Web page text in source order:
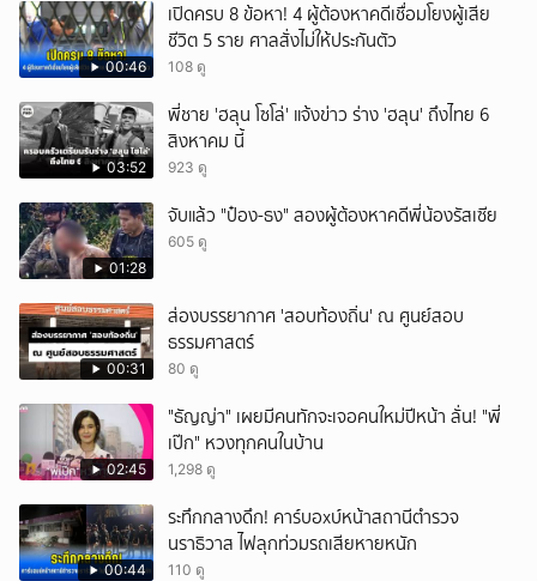
00:46
เปิดครบ 8 ข้อหา! 4 ผู้ต้องหาคดีเชื่อมโยงผู้เสีย
ชีวิต 5 ราย ศาลสั่งไม่ให้ประกันตัว
108 ดู
03:52
พี่ชาย 'ฮลุน โซโล่' แจ้งข่าว ร่าง 'ฮลุน' ถึงไทย 6
สิงหาคม นี้
923 ดู
01:28
จับแล้ว "ป๋อง-ธง" สองผู้ต้องหาคดีพี่น้องรัสเซีย
605 ดู
00:31
ส่องบรรยากาศ 'สอบท้องถิ่น' ณ ศูนย์สอบ
ธรรมศาสตร์
80 ดู
02:45
"ธัญญ่า" เผยมีคนทักจะเจอคนใหม่ปีหน้า ลั่น! "พี่
เป๊ก" หวงทุกคนในบ้าน
1,298 ดู
00:44
ระทึกกลางดึก! คาร์บอxบ์หน้าสถานีตำรวจ
นราธิวาส ไฟลุกท่วมรถเสียหายหนัก
110 ดู